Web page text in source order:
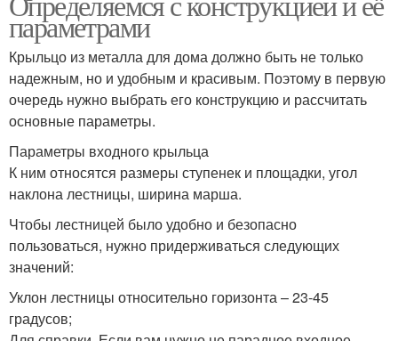
параметрами
Крыльцо из металла для дома должно быть не только
надежным, но и удобным и красивым. Поэтому в первую
очередь нужно выбрать его конструкцию и рассчитать
основные параметры.
Параметры входного крыльца
К ним относятся размеры ступенек и площадки, угол
наклона лестницы, ширина марша.
Чтобы лестницей было удобно и безопасно
пользоваться, нужно придерживаться следующих
значений:
Уклон лестницы относительно горизонта – 23-45
градусов;